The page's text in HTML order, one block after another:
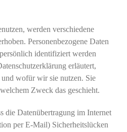
werden verschiedene
Personenbezogene Daten
identifiziert werden
erläutert,
wofür wir sie nutzen. Sie
Zweck das geschieht.
die Datenübertragung im Internet
per E-Mail) Sicherheitslücken